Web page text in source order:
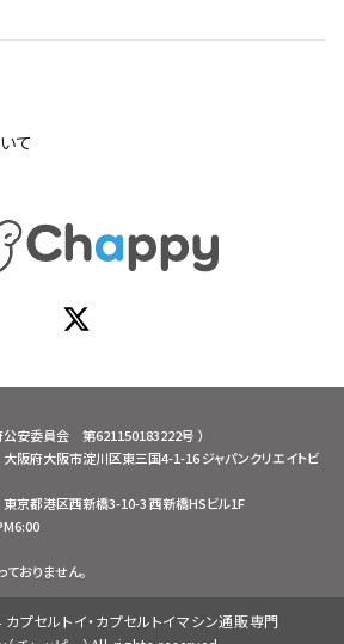
て
安委員会 第621150183222号 ）
府大阪市淀川区東三国4-1-16 ジャパンクリエイトビ
京都港区西新橋3-10-3 西新橋HSビル1F
おりません。
セルトイ・カプセルトイマシン通販専門